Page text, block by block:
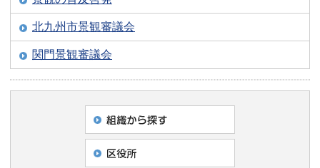
北九州市景観審議会
関門景観審議会